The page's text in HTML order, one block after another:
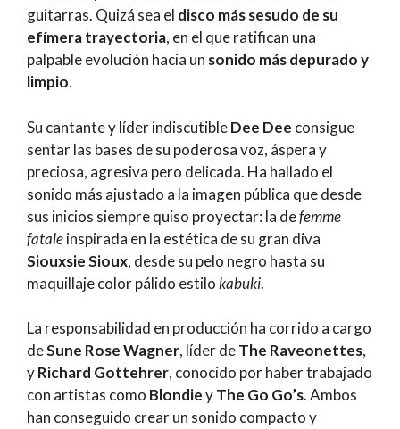
guitarras. Quizá sea el disco más sesudo de su
efímera trayectoria, en el que ratifican una
palpable evolución hacia un sonido más depurado y
limpio.
Su cantante y líder indiscutibleDee Dee consigue
sentar las bases de su poderosa voz, áspera y
preciosa, agresiva pero delicada. Ha hallado el
sonido más ajustado a la imagen pública que desde
sus inicios siempre quiso proyectar: la defemme
fataleinspirada en la estética de su gran diva
Siouxsie Sioux, desde su pelo negro hasta su
maquillaje color pálido estilokabuki.
La responsabilidad en producción ha corrido a cargo
deSune Rose Wagner, líder deThe Raveonettes,
yRichard Gottehrer, conocido por haber trabajado
con artistas como BlondieyThe Go Go’s. Ambos
han conseguido crear un sonido compacto y